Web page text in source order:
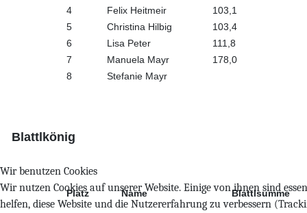
4
Felix Heitmeir
103,1
5
Christina Hilbig
103,4
6
Lisa Peter
111,8
7
Manuela Mayr
178,0
8
Stefanie Mayr
Blattlkönig
Platz Name Blattlsumme
Wir benutzen Cookies
Wir nutzen Cookies auf unserer Website. Einige von ihnen sind
helfen, diese Website und die Nutzererfahrung zu verbessern